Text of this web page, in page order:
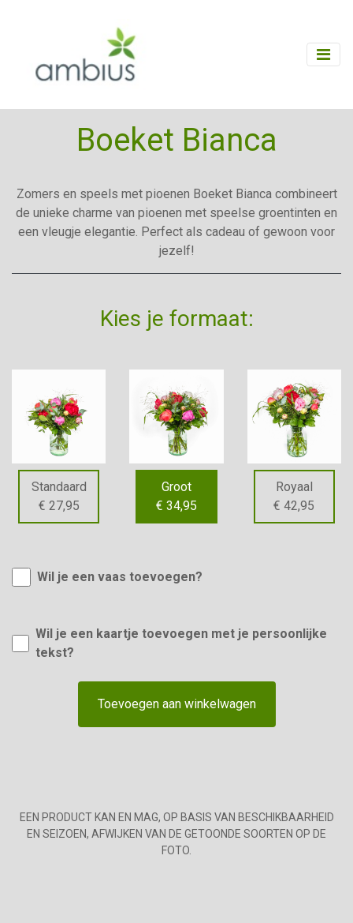
Boeket Bianca
Zomers en speels met pioenen Boeket Bianca combineert
de unieke charme van pioenen met speelse groentinten en
een vleugje elegantie. Perfect als cadeau of gewoon voor
jezelf!
Kies je formaat:
Standaard
€ 27,95
Groot
€ 34,95
Royaal
€ 42,95
Wil je een vaas toevoegen?
Wil je een kaartje toevoegen met je persoonlijke
tekst?
Toevoegen aan winkelwagen
EEN PRODUCT KAN EN MAG, OP BASIS VAN BESCHIKBAARHEID
EN SEIZOEN, AFWIJKEN VAN DE GETOONDE SOORTEN OP DE
FOTO.